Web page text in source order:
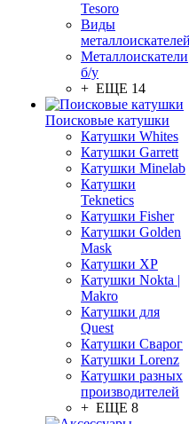
Tesoro
Виды
металлоискателей
Металлоискатели
б/у
+ ЕЩЕ 14
Поисковые катушки
Катушки Whites
Катушки Garrett
Катушки Minelab
Катушки
Teknetics
Катушки Fisher
Катушки Golden
Mask
Катушки XP
Катушки Nokta |
Makro
Катушки для
Quest
Катушки Сварог
Катушки Lorenz
Катушки разных
производителей
+ ЕЩЕ 8